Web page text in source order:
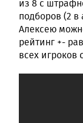
из 8 с
подборов (2 в
Алексею
рейтинг +-
всех игроков